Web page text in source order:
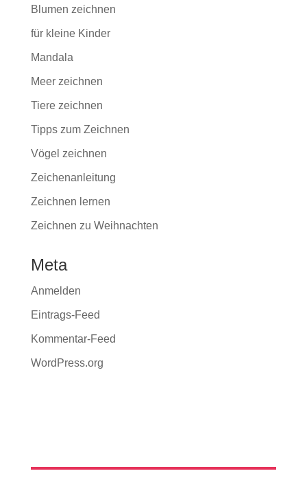
Blumen zeichnen
für kleine Kinder
Mandala
Meer zeichnen
Tiere zeichnen
Tipps zum Zeichnen
Vögel zeichnen
Zeichenanleitung
Zeichnen lernen
Zeichnen zu Weihnachten
Meta
Anmelden
Eintrags-Feed
Kommentar-Feed
WordPress.org